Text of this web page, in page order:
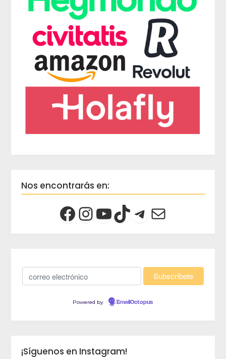
Nos encontrarás en:
Powered by EmailOctopus
¡Síguenos en Instagram!